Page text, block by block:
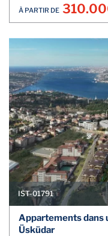
À PARTIR DE
IST-01791
Appartements dans
Üsküdar